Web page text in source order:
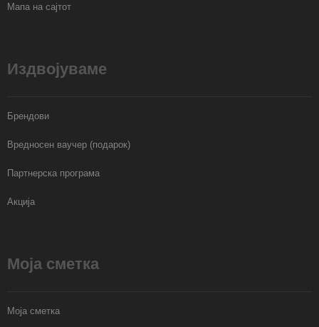
Мапа на сајтот
Издвојуваме
Брендови
Вредносен ваучер (подарок)
Партнерска програма
Акција
Моја сметка
Моја сметка